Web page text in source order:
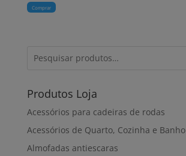
Comprar
Produtos Loja
Acessórios para cadeiras de rodas
Acessórios de Quarto, Cozinha e Banho
Almofadas antiescaras